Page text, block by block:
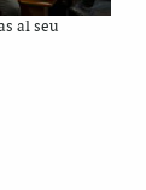
al seu